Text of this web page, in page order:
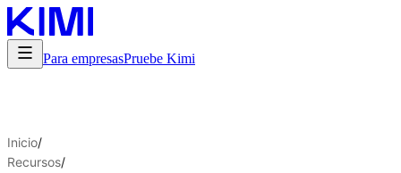
Para empresasPruebe Kimi
Inicio/
Recursos/